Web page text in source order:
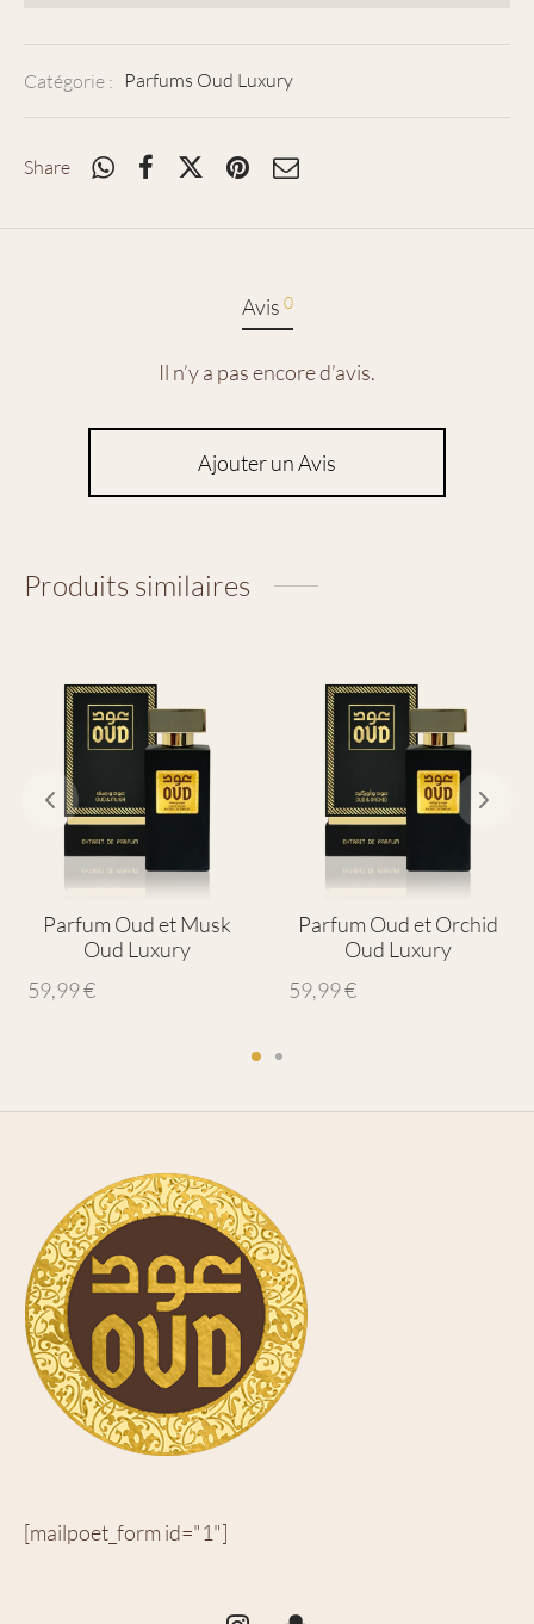
Catégorie : Parfums Oud Luxury
Share
Avis 0
Il n’y a pas encore d’avis.
Ajouter un Avis
Produits similaires
Parfum Oud et Musk
Oud Luxury
59,99€
Parfum Oud et Orchid
Oud Luxury
59,99€
[mailpoet_form id="1"]